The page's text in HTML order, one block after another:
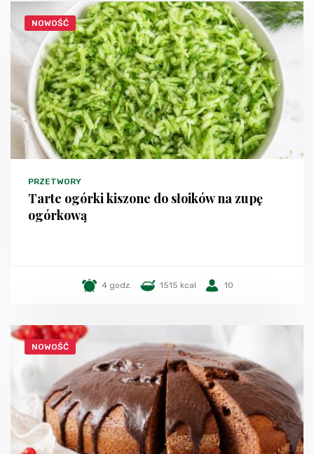
NOWOŚĆ
PRZETWORY
Tarte ogórki kiszone do słoików na zupę
ogórkową
4 godz. 1515 kcal 10
NOWOŚĆ